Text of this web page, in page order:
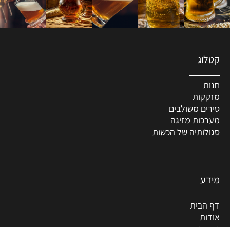
קטלוג
חנות
מזקקות
סירים משולבים
מערכות מזיגה
סגולותיה של הכשות
מידע
דף הבית
אודות